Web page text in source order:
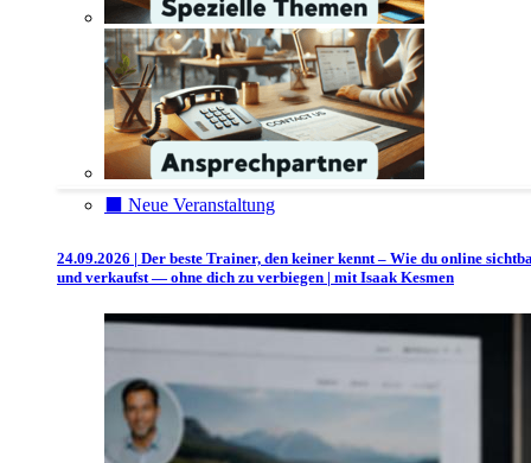
⬛️ Neue Veranstaltung
24.09.2026 | Der beste Trainer, den keiner kennt – Wie du online
und verkaufst — ohne dich zu verbiegen | mit Isaak Kesmen